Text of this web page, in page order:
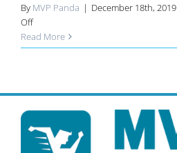
By MVP Panda | December 18th, 2019
Offon
Congrès
RH
solutions
concrètes
faire
Read More